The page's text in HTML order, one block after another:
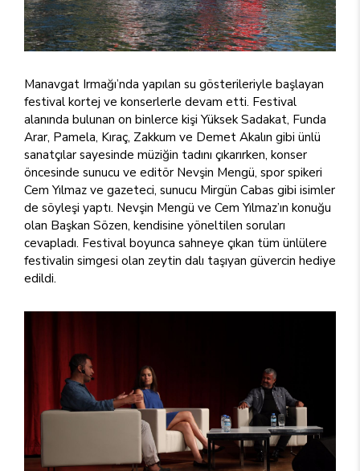
Manavgat Irmağı’nda yapılan su gösterileriyle başlayan
festival kortej ve konserlerle devam etti. Festival
alanında bulunan on binlerce kişi Yüksek Sadakat, Funda
Arar, Pamela, Kıraç, Zakkum ve Demet Akalın gibi ünlü
sanatçılar sayesinde müziğin tadını çıkarırken, konser
öncesinde sunucu ve editör Nevşin Mengü, spor spikeri
Cem Yılmaz ve gazeteci, sunucu Mirgün Cabas gibi isimler
de söyleşi yaptı. Nevşin Mengü ve Cem Yılmaz’ın konuğu
olan Başkan Sözen, kendisine yöneltilen soruları
cevapladı. Festival boyunca sahneye çıkan tüm ünlülere
festivalin simgesi olan zeytin dalı taşıyan güvercin hediye
edildi.